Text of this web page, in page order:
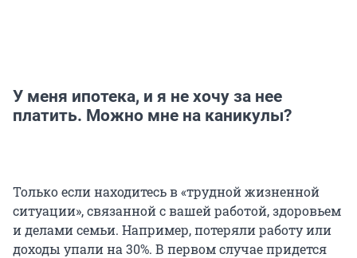
У меня ипотека, и я не хочу за нее
платить. Можно мне на каникулы?
Только если находитесь в «трудной жизненной
ситуации», связанной с вашей работой, здоровьем
и делами семьи. Например, потеряли работу или
доходы упали на 30%. В первом случае придется